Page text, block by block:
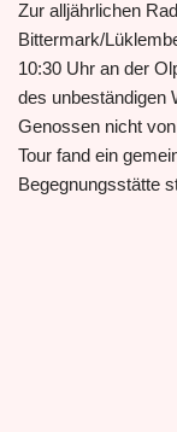
Zur alljährlichen
Bittermark/
10:30 Uhr an der
des unbeständigen
Genossen nicht
Tour fand ein
Begegnungsstätte